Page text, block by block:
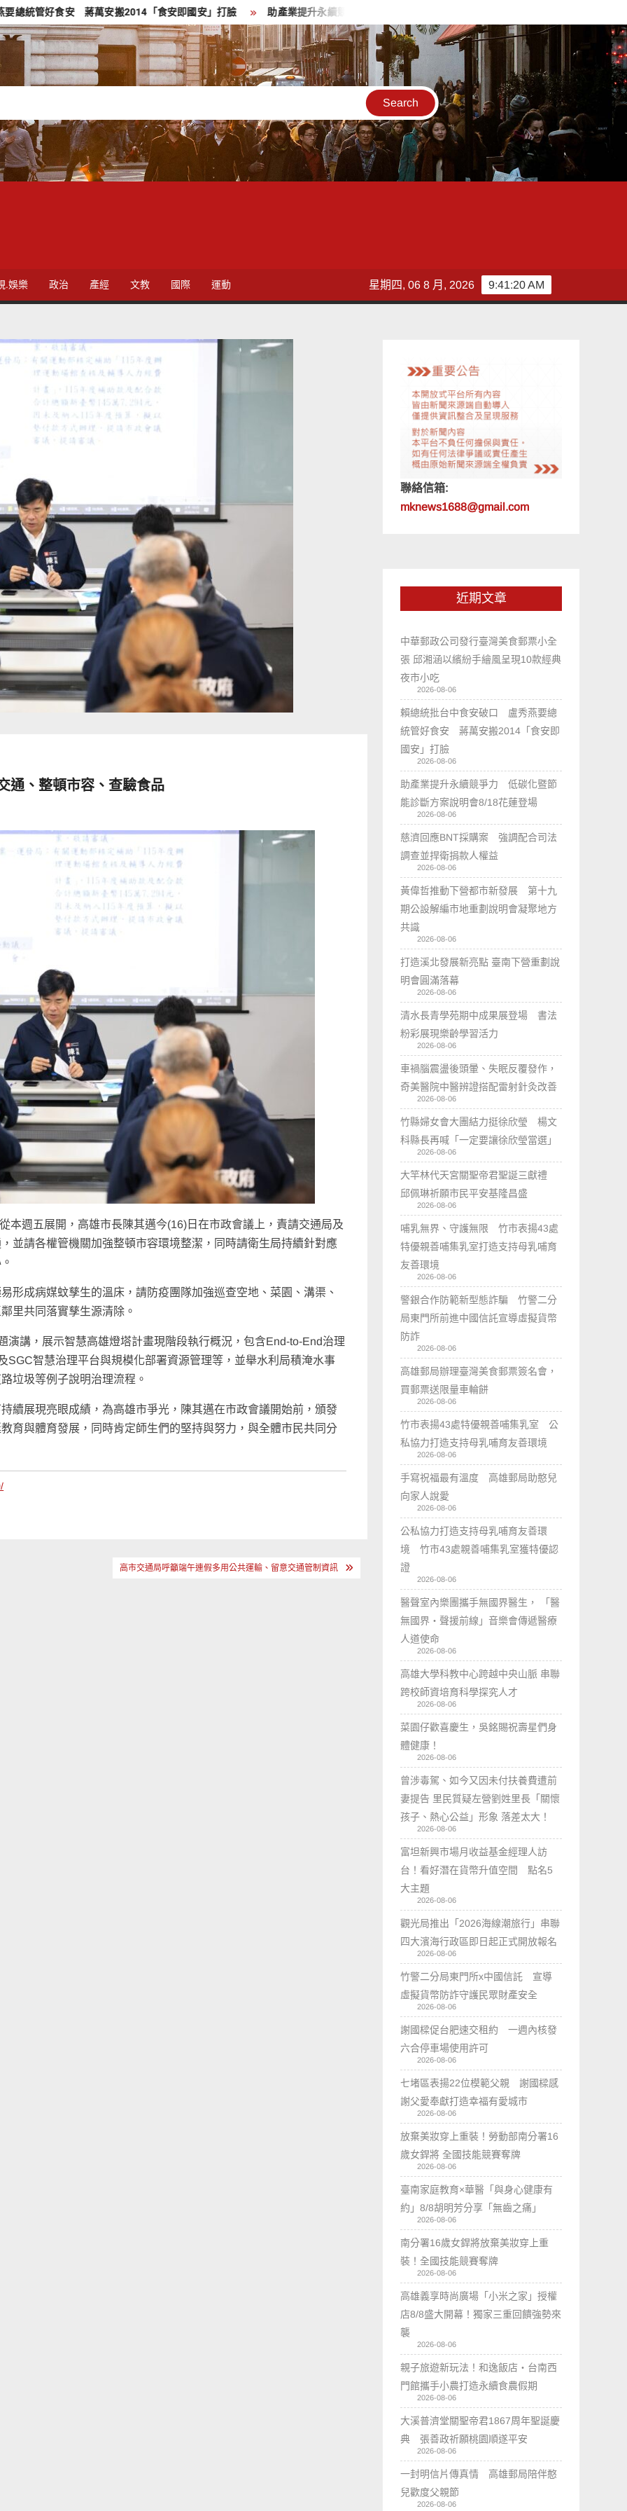
安 蔣萬安搬2014「食安即國安」打臉 助產業提升永續競爭力 低碳化暨節能診斷方案說明會8/18花蓮登場
.娛樂 政治 產經 文教 國際 運動 9:41:22 AM
星期四, 06 8 月, 2026
通、整頓市容、查驗食品
本週五展開，高雄市長陳其邁今(16)日在市政會議上，責請交通局及
並請各權管機關加強整頓市容環境整潔，同時請衛生局持續針對應
形成病媒蚊孳生的溫床，請防疫團隊加強巡查空地、菜園、溝渠、
里共同落實孳生源清除。
演講，展示智慧高雄燈塔計畫現階段執行概況，包含End-to-End治理
SGC智慧治理平台與規模化部署資源管理等，並舉水利局積淹水事
垃圾等例子說明治理流程。
續展現亮眼成績，為高雄市爭光，陳其邁在市政會議開始前，頒發
育與體育發展，同時肯定師生們的堅持與努力，與全體市民共同分
高市交通局呼籲端午連假多用公共運輸、留意交通管制資訊
聯絡信箱:
mknews1688@gmail.com
近期文章
中華郵政公司發行臺灣美食郵票小全
張 邱湘涵以繽紛手繪風呈現10款經典
夜市小吃
2026-08-06
賴總統批台中食安破口 盧秀燕要總
統管好食安 蔣萬安搬2014「食安即
國安」打臉
2026-08-06
助產業提升永續競爭力 低碳化暨節
能診斷方案說明會8/18花蓮登場
2026-08-06
慈濟回應BNT採購案 強調配合司法
調查並捍衛捐款人權益
2026-08-06
黃偉哲推動下營都市新發展 第十九
期公設解編市地重劃說明會凝聚地方
共識
2026-08-06
打造溪北發展新亮點 臺南下營重劃說
明會圓滿落幕
2026-08-06
清水長青學苑期中成果展登場 書法
粉彩展現樂齡學習活力
2026-08-06
車禍腦震盪後頭暈、失眠反覆發作，
奇美醫院中醫辨證搭配雷射針灸改善
2026-08-06
竹縣婦女會大團結力挺徐欣瑩 楊文
科縣長再喊「一定要讓徐欣瑩當選」
2026-08-06
大竿林代天宮關聖帝君聖誕三獻禮
邱佩琳祈願市民平安基隆昌盛
2026-08-06
哺乳無界、守護無限 竹市表揚43處
特優親善哺集乳室打造支持母乳哺育
友善環境
2026-08-06
警銀合作防範新型態詐騙 竹警二分
局東門所前進中國信託宣導虛擬貨幣
防詐
2026-08-06
高雄郵局辦理臺灣美食郵票簽名會，
買郵票送限量車輪餅
2026-08-06
竹市表揚43處特優親善哺集乳室 公
私協力打造支持母乳哺育友善環境
2026-08-06
手寫祝福最有溫度 高雄郵局助憨兒
向家人說愛
2026-08-06
公私協力打造支持母乳哺育友善環
境 竹市43處親善哺集乳室獲特優認
證
2026-08-06
醫聲室內樂團攜手無國界醫生， 「醫
無國界・聲援前線」音樂會傳遞醫療
人道使命
2026-08-06
高雄大學科教中心跨越中央山脈 串聯
跨校師資培育科學探究人才
2026-08-06
菜園仔歡喜慶生，吳銘賜祝壽星們身
體健康！
2026-08-06
曾涉毒駕、如今又因未付扶養費遭前
妻提告 里民質疑左營劉姓里長「關懷
孩子、熱心公益」形象 落差太大！
2026-08-06
富坦新興市場月收益基金經理人訪
台！看好潛在貨幣升值空間 點名5
大主題
2026-08-06
觀光局推出「2026海線潮旅行」串聯
四大濱海行政區即日起正式開放報名
2026-08-06
竹警二分局東門所x中國信託 宣導
虛擬貨幣防詐守護民眾財產安全
2026-08-06
謝國樑促台肥速交租約 一週內核發
六合停車場使用許可
2026-08-06
七堵區表揚22位模範父親 謝國樑感
謝父愛奉獻打造幸福有愛城市
2026-08-06
放棄美妝穿上重裝！勞動部南分署16
歲女銲將 全國技能競賽奪牌
2026-08-06
臺南家庭教育×華醫「與身心健康有
約」8/8胡明芳分享「無齒之痛」
2026-08-06
南分署16歲女銲將放棄美妝穿上重
裝！全國技能競賽奪牌
2026-08-06
高雄義享時尚廣場「小米之家」授權
店8/8盛大開幕！獨家三重回饋強勢來
襲
2026-08-06
親子旅遊新玩法！和逸飯店‧台南西
門館攜手小農打造永續食農假期
2026-08-06
大溪普濟堂關聖帝君1867周年聖誕慶
典 張善政祈願桃園順遂平安
2026-08-06
一封明信片傳真情 高雄郵局陪伴憨
兒歡度父親節
2026-08-06